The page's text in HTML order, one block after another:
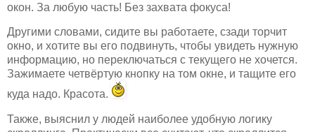
окон. За любую часть! Без захвата фокуса!
Другими словами, сидите вы работаете, сзади торчит
окно, и хотите вы его подвинуть, чтобы увидеть нужную
информацию, но переключаться с текущего не хочется.
Зажимаете четвёртую кнопку на том окне, и тащите его
куда надо. Красота.
Также, выяснил у людей наиболее удобную логику